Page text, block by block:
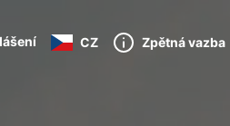
CZ Zpětná vazba